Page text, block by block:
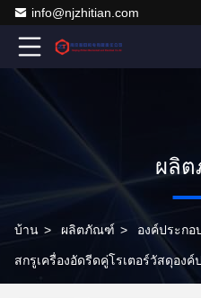
info@njzhitian.com
ผลิ
บ้าน > ผลิตภัณฑ์ > องค์ประกอ
สกรูเครื่องอัดรีดคู่โรเตอร์วัสดุองค์